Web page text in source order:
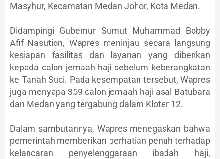
Masyhur, Kecamatan Medan Johor, Kota Medan.
Didampingi Gubernur Sumut Muhammad Bobby
Afif Nasution, Wapres meninjau secara langsung
kesiapan fasilitas dan layanan yang diberikan
kepada calon jemaah haji sebelum keberangkatan
ke Tanah Suci. Pada kesempatan tersebut, Wapres
juga menyapa 359 calon jemaah haji asal Batubara
dan Medan yang tergabung dalam Kloter 12.
Dalam sambutannya, Wapres menegaskan bahwa
pemerintah memberikan perhatian penuh terhadap
kelancaran penyelenggaraan ibadah haji,